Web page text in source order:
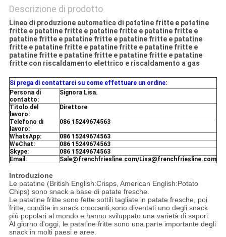
Descrizione di prodotto
Linea di produzione automatica di patatine fritte e patatine
fritte e patatine fritte e patatine fritte e patatine fritte e
patatine fritte e patatine fritte e patatine fritte e patatine
fritte e patatine fritte e patatine fritte e patatine fritte e
patatine fritte e patatine fritte e patatine fritte e patatine
fritte con riscaldamento elettrico e riscaldamento a gas
Si prega di contattarci su come effettuare un ordine:
Persona di
contatto:
Signora Lisa.
Titolo del
lavoro:
Direttore
Telefono di
lavoro:
086 15249674563
WhatsApp:
086 15249674563
WeChat:
086 15249674563
Skype:
086 15249674563
Email:
Sale@frenchfriesline.com/Lisa@frenchfriesline.com
Introduzione
Le patatine (British English:Crisps, American English:Potato
Chips) sono snack a base di patate fresche.
Le patatine fritte sono fette sottili tagliate in patate fresche, poi
fritte, condite in snack croccanti,sono diventati uno degli snack
più popolari al mondo e hanno sviluppato una varietà di sapori.
Al giorno d'oggi, le patatine fritte sono una parte importante degli
snack in molti paesi e aree.